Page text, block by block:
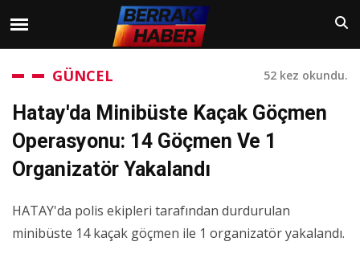
GÜNCEL 52 kez okundu.
Hatay'da Minibüste Kaçak Göçmen
Operasyonu: 14 Göçmen Ve 1
Organizatör Yakalandı
HATAY'da polis ekipleri tarafından durdurulan
minibüste 14 kaçak göçmen ile 1 organizatör yakalandı.